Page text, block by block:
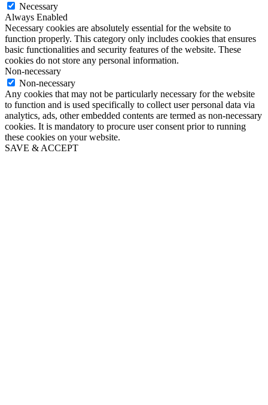
Necessary
Always Enabled
Necessary cookies are absolutely essential for the website to
function properly. This category only includes cookies that ensures
basic functionalities and security features of the website. These
cookies do not store any personal information.
Non-necessary
Non-necessary
Any cookies that may not be particularly necessary for the website
to function and is used specifically to collect user personal data via
analytics, ads, other embedded contents are termed as non-necessary
cookies. It is mandatory to procure user consent prior to running
these cookies on your website.
SAVE & ACCEPT